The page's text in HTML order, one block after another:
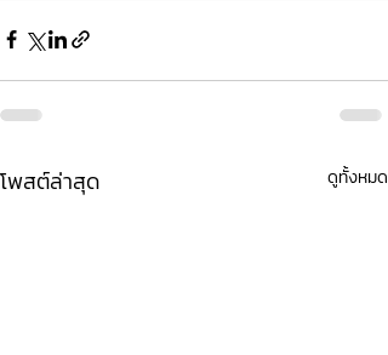
โพสต์ล่าสุด ดูทั้งหมด